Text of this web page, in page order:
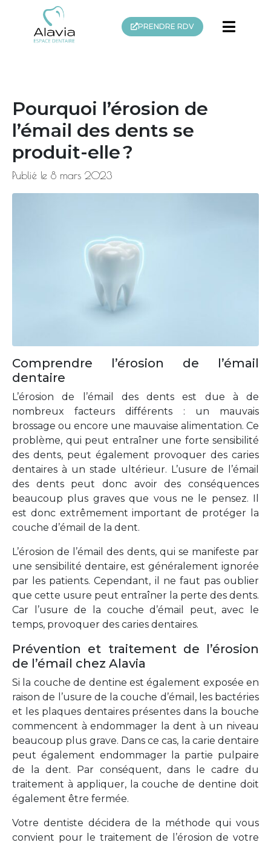
PRENDRE RDV
Pourquoi l’érosion de
l’émail des dents se
produit-elle ?
Publié le 8 mars 2023
Comprendre l’érosion de l’émail
dentaire
L’érosion de l’émail des dents est due à de
nombreux facteurs différents : un mauvais
brossage ou encore une mauvaise alimentation. Ce
problème, qui peut entraîner une forte sensibilité
des dents, peut également provoquer des caries
dentaires à un stade ultérieur. L’usure de l’émail
des dents peut donc avoir des conséquences
beaucoup plus graves que vous ne le pensez. Il
est donc extrêmement important de protéger la
couche d’émail de la dent.
L’érosion de l’émail des dents, qui se manifeste par
une sensibilité dentaire, est généralement ignorée
par les patients. Cependant, il ne faut pas oublier
que cette usure peut entraîner la perte des dents.
Car l’usure de la couche d’émail peut, avec le
temps, provoquer des caries dentaires.
Prévention et traitement de l’érosion
de l’émail chez Alavia
Si la couche de dentine est également exposée en
raison de l’usure de la couche d’émail, les bactéries
et les plaques dentaires présentes dans la bouche
commencent à endommager la dent à un niveau
beaucoup plus grave. Dans ce cas, la carie dentaire
peut également endommager la partie pulpaire
de la dent. Par conséquent, dans le cadre du
traitement à appliquer, la couche de dentine doit
également être fermée.
Votre dentiste décidera de la méthode qui vous
convient pour le traitement de l’érosion de votre